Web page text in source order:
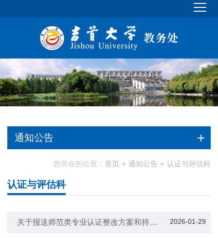
通知公告
您所在的位置： 首页 通知公告 认证与评估科
认证与评估科
2026-01-29
关于报送师范类专业认证整改方案和持续